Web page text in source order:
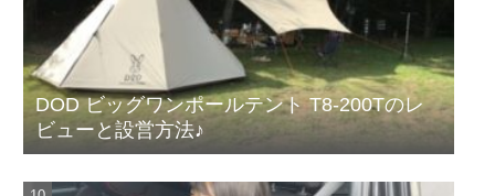
DOD ビッグワンポールテント T8-200Tのレ
ビューと設営方法♪